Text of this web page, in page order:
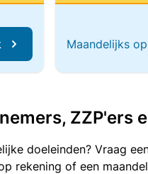
Maandelijks
ZZP'ers
doeleinden? Vraag
rekening of een